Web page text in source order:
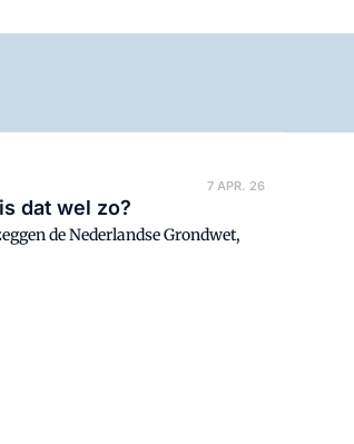
7 APR. 26
dat wel zo?
de Nederlandse Grondwet,